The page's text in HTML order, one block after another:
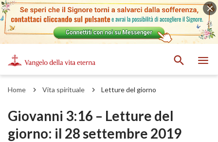
Home Vita spirituale Letture del giorno
Giovanni 3:16 – Letture del
giorno: il 28 settembre 2019